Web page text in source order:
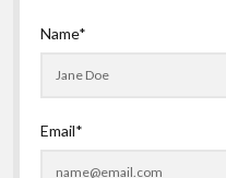
Name*
Email*